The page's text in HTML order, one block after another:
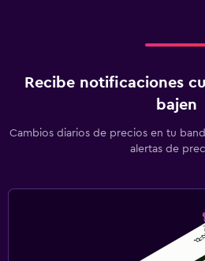
Recibe notificaciones
bajen
Cambios diarios de precios en tu
alertas de